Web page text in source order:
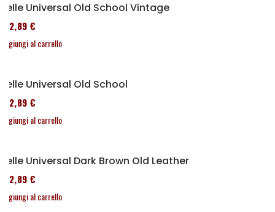
Selle Universal Old School Vintage
152,89 €
Aggiungi al carrello
Selle Universal Old School
152,89 €
Aggiungi al carrello
Selle Universal Dark Brown Old Leather
152,89 €
Aggiungi al carrello